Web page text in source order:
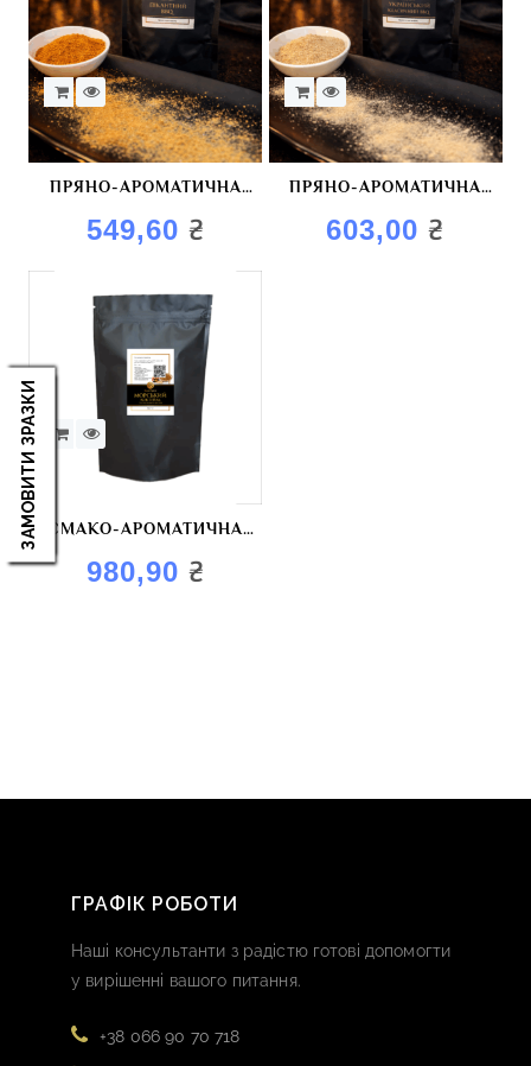
ЗАМОВИТИ ЗРАЗКИ
ПРЯНО-АРОМАТИЧНА
СУМІШ “ПІКАНТИНИЙ
BBQ”
549,60 ₴
ПРЯНО-АРОМАТИЧНА
СУМІШ “УКРАЇНСЬКИЙ
КЛАСИЧНИЙ BBQ”
603,00₴
СМАКО-АРОМАТИЧНА
СУМІШ “МОРСЬКИЙ
КОКТЕЙЛЬ”
980,90 ₴
ГРАФІК РОБОТИ
Наші консультанти з радістю готові допомогти
у вирішенні вашого питання.
+38 066 90 70 718